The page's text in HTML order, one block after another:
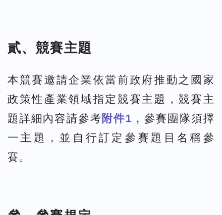
貳、競賽主題
本競賽邀請企業依當前政府推動之國家
政策性產業領域指定競賽主題，競賽主
題詳細內容請參考 附件1 ，參賽團隊須擇
一主題，並自行訂定參賽題目名稱參
賽。